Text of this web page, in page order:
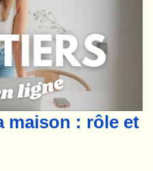
maison : rôle et